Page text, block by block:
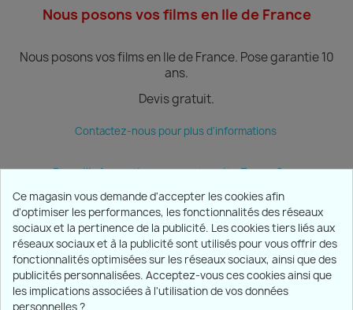
Nous posons vos films en Ile de France
Nous posons vos films en Ile de France. Pose garantie 10
ans.
Devis gratuit.
Contactez-nous pour plus d'informations
Plus d'informations sur notre site Ecran Sun
PRODUITS 
NOTRE SOCIÉTÉ 
Ce magasin vous demande d'accepter les cookies afin
d'optimiser les performances, les fonctionnalités des réseaux
sociaux et la pertinence de la publicité. Les cookies tiers liés aux
réseaux sociaux et à la publicité sont utilisés pour vous offrir des
fonctionnalités optimisées sur les réseaux sociaux, ainsi que des
publicités personnalisées. Acceptez-vous ces cookies ainsi que
les implications associées à l'utilisation de vos données
personnelles ?